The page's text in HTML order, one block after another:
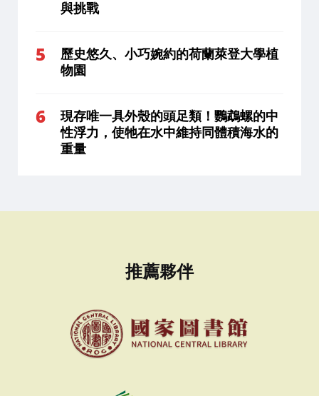
與挑戰
歷史悠久、小巧婉約的荷蘭萊登大學植
物園
現存唯一具外殼的頭足類！鸚鵡螺的中
性浮力，使牠在水中維持同體積海水的
重量
推薦夥伴